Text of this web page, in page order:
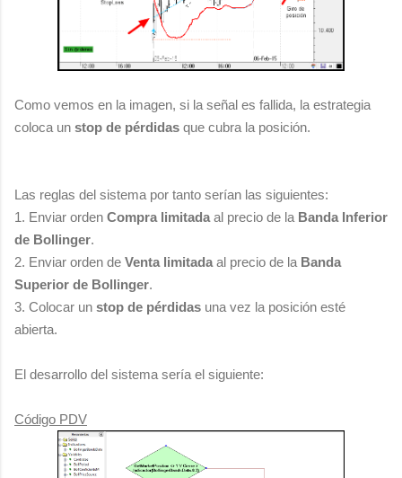
Como vemos en la imagen, si la señal es fallida, la estrategia
coloca un stop de pérdidas que cubra la posición.
Las reglas del sistema por tanto serían las siguientes:
1. Enviar orden Compra limitada al precio de la Banda Inferior
de Bollinger.
2. Enviar orden de Venta limitada al precio de la Banda
Superior de Bollinger.
3. Colocar un stop de pérdidas una vez la posición esté
abierta.
El desarrollo del sistema sería el siguiente:
Código PDV